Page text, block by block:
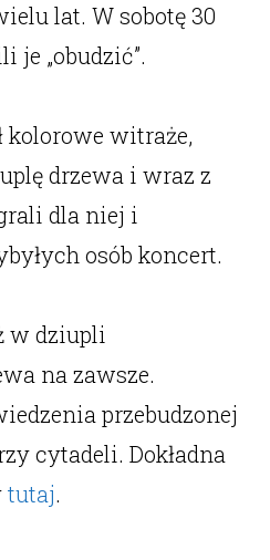
lat. W sobotę 30
je „obudzić”.
kolorowe witraże,
drzewa i wraz z
dla niej i
osób koncert.
w dziupli
na zawsze.
przebudzonej
cytadeli. Dokładna
tutaj.